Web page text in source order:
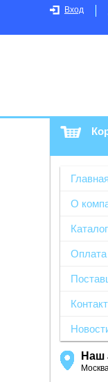
Вход
Главная
О
Оплата
Наш